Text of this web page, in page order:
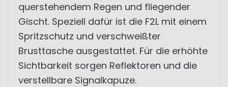
querstehendem Regen und fliegender
Gischt. Speziell dafür ist die F2L mit einem
Spritzschutz und verschweißter
Brusttasche ausgestattet. Für die erhöhte
Sichtbarkeit sorgen Reflektoren und die
verstellbare Signalkapuze.